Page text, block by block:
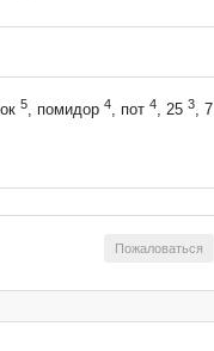
5, помидор 4, пот 4, 25 3, 7
Пожаловаться